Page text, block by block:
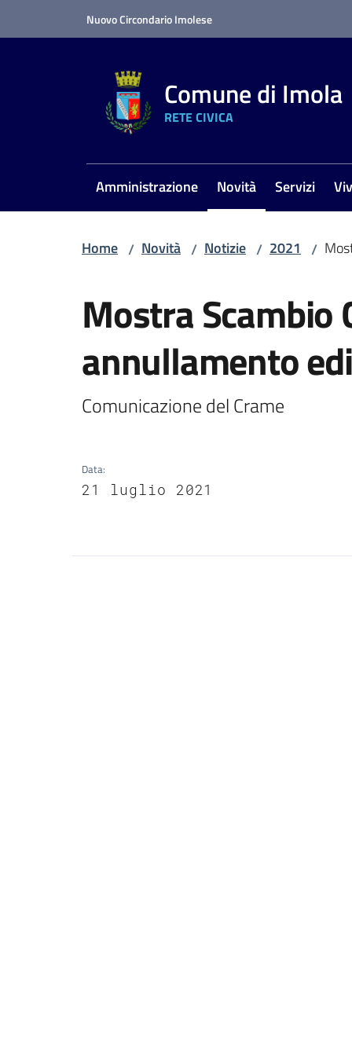
Nuovo Circondario Imolese
Comune di Imola
RETE CIVICA
Amministrazione Novità
Menu selezionato
Servizi
Home / Novità / Notizie / 2021 /
Mostra Scambio
annullamento
Comunicazione del Crame
Data:
21 luglio 2021